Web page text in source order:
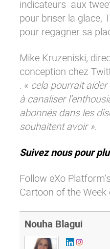
Contactez-nous
indicateurs aux
pour briser la glace,
pour regagner sa
Mike Kruzeniski,
conception chez
: « cela pourrait
à canaliser
abonnés dans les
souhaitent avoir ».
Suivez nous pour
Follow eXo
Cartoon of the Week
Nouha Blagui